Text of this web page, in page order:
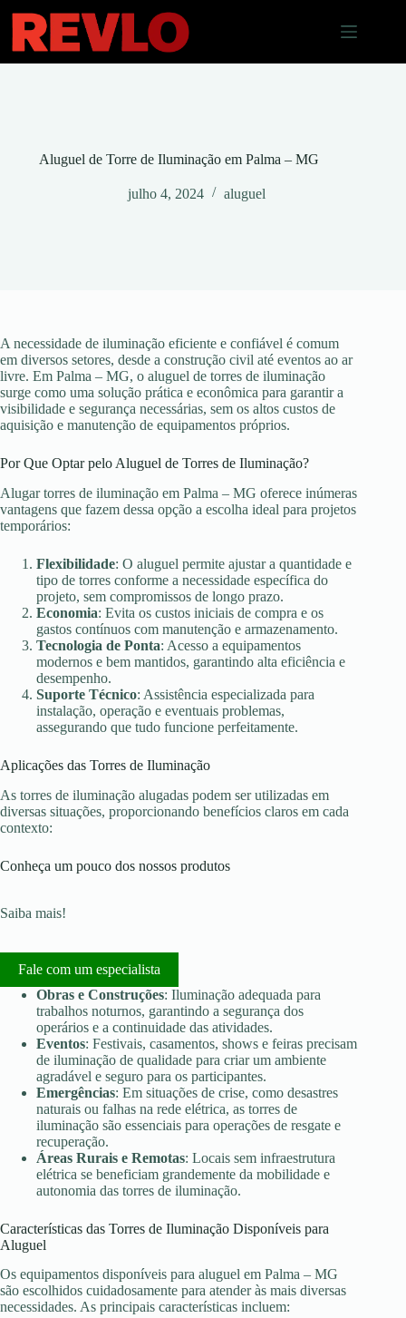
para
conteúdo
Aluguel de Torre de Iluminação em Palma – MG
julho 4, 2024 aluguel
A necessidade de iluminação eficiente e confiável é comum
em diversos setores, desde a construção civil até eventos ao ar
livre. Em Palma – MG, o aluguel de torres de iluminação
surge como uma solução prática e econômica para garantir a
visibilidade e segurança necessárias, sem os altos custos de
aquisição e manutenção de equipamentos próprios.
Por Que Optar pelo Aluguel de Torres de Iluminação?
Alugar torres de iluminação em Palma – MG oferece inúmeras
vantagens que fazem dessa opção a escolha ideal para projetos
temporários:
Flexibilidade: O aluguel permite ajustar a quantidade e
tipo de torres conforme a necessidade específica do
projeto, sem compromissos de longo prazo.
Economia: Evita os custos iniciais de compra e os
gastos contínuos com manutenção e armazenamento.
Tecnologia de Ponta: Acesso a equipamentos
modernos e bem mantidos, garantindo alta eficiência e
desempenho.
Suporte Técnico: Assistência especializada para
instalação, operação e eventuais problemas,
assegurando que tudo funcione perfeitamente.
Aplicações das Torres de Iluminação
As torres de iluminação alugadas podem ser utilizadas em
diversas situações, proporcionando benefícios claros em cada
contexto:
Conheça um pouco dos nossos produtos
Saiba mais!
Fale com um especialista
Obras e Construções: Iluminação adequada para
trabalhos noturnos, garantindo a segurança dos
operários e a continuidade das atividades.
Eventos: Festivais, casamentos, shows e feiras precisam
de iluminação de qualidade para criar um ambiente
agradável e seguro para os participantes.
Emergências: Em situações de crise, como desastres
naturais ou falhas na rede elétrica, as torres de
iluminação são essenciais para operações de resgate e
recuperação.
Áreas Rurais e Remotas: Locais sem infraestrutura
elétrica se beneficiam grandemente da mobilidade e
autonomia das torres de iluminação.
Características das Torres de Iluminação Disponíveis para
Aluguel
Os equipamentos disponíveis para aluguel em Palma – MG
são escolhidos cuidadosamente para atender às mais diversas
necessidades. As principais características incluem: